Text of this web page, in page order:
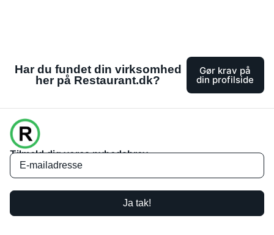
Har du fundet din virksomhed
her på Restaurant.dk?
Gør krav på
din profilside
Tilmeld dig vores nyhedsbrev
Ja tak!